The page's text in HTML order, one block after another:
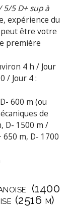
5 D+ sup à
expérience du
être votre
première
4 h / Jour
/ Jour 4 :
600 m (ou
de
D- 1500 m /
650 m, D- 1700
(1400
(2516 m)